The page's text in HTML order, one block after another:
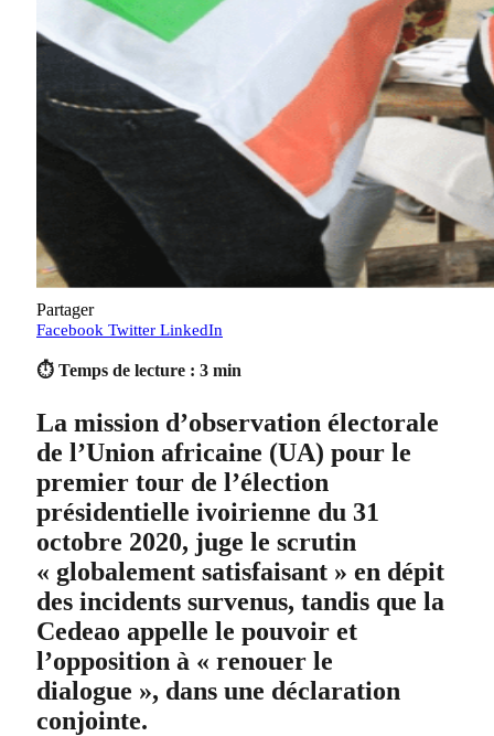
Partager
Facebook Twitter LinkedIn
⏱ Temps de lecture : 3 min
La mission d’observation électorale
de l’Union africaine (UA) pour le
premier tour de l’élection
présidentielle ivoirienne du 31
octobre 2020, juge le scrutin
« globalement satisfaisant » en dépit
des incidents survenus, tandis que la
Cedeao appelle le pouvoir et
l’opposition à « renouer le
dialogue », dans une déclaration
conjointe.